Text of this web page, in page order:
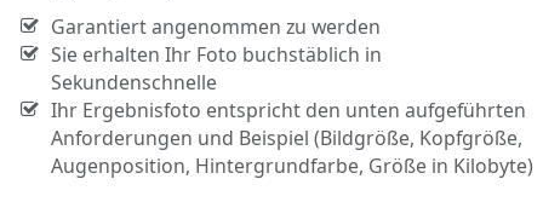
Garantiert angenommen zu werden
Sie erhalten Ihr Foto buchstäblich in
Sekundenschnelle
Ihr Ergebnisfoto entspricht den unten aufgeführten
Anforderungen und Beispiel (Bildgröße, Kopfgröße,
Augenposition, Hintergrundfarbe, Größe in Kilobyte)